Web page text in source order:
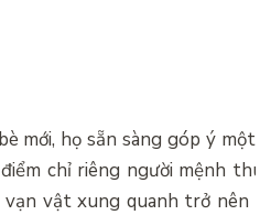
mới, họ sẵn sàng góp ý
chỉ riêng người mệnh
vật xung quanh trở